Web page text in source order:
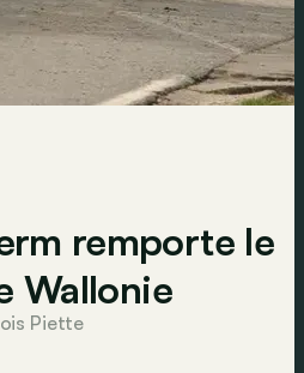
remporte le
Wallonie
Piette